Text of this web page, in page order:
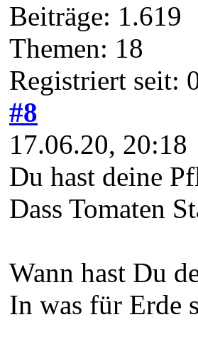
Beiträge: 1.619
Themen: 18
Registriert seit:
#8
17.06.20, 20:18
Du hast deine
Dass Tomaten
Wann hast Du
In was für Erde